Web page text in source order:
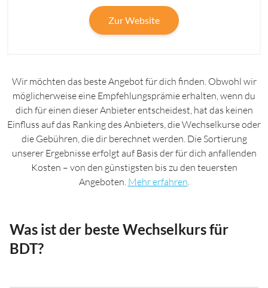
Zur Website
Wir möchten das beste Angebot für dich finden. Obwohl wir
möglicherweise eine Empfehlungsprämie erhalten, wenn du
dich für einen dieser Anbieter entscheidest, hat das keinen
Einfluss auf das Ranking des Anbieters, die Wechselkurse oder
die Gebühren, die dir berechnet werden. Die Sortierung
unserer Ergebnisse erfolgt auf Basis der für dich anfallenden
Kosten – von den günstigsten bis zu den teuersten
Angeboten. Mehr erfahren
Was ist der beste Wechselkurs für
BDT?